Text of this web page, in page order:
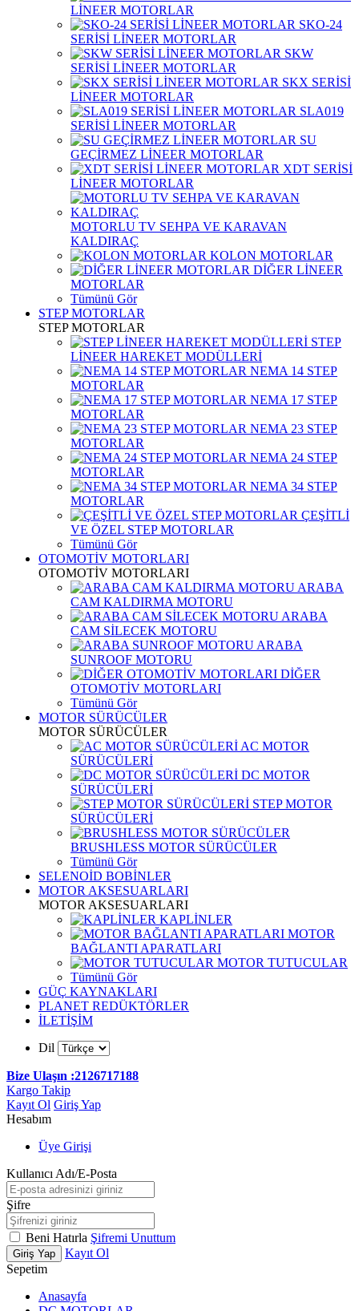
LİNEER MOTORLAR
SKO-24
SERİSİ LİNEER MOTORLAR
SKW
SERİSİ LİNEER MOTORLAR
SKX SERİSİ
LİNEER MOTORLAR
SLA019
SERİSİ LİNEER MOTORLAR
SU
GEÇİRMEZ LİNEER MOTORLAR
XDT SERİSİ
LİNEER MOTORLAR
MOTORLU TV SEHPA VE KARAVAN
KALDIRAÇ
KOLON MOTORLAR
DİĞER LİNEER
MOTORLAR
Tümünü Gör
STEP MOTORLAR
STEP MOTORLAR
STEP
LİNEER HAREKET MODÜLLERİ
NEMA 14 STEP
MOTORLAR
NEMA 17 STEP
MOTORLAR
NEMA 23 STEP
MOTORLAR
NEMA 24 STEP
MOTORLAR
NEMA 34 STEP
MOTORLAR
ÇEŞİTLİ
VE ÖZEL STEP MOTORLAR
Tümünü Gör
OTOMOTİV MOTORLARI
OTOMOTİV MOTORLARI
ARABA
CAM KALDIRMA MOTORU
ARABA
CAM SİLECEK MOTORU
ARABA
SUNROOF MOTORU
DİĞER
OTOMOTİV MOTORLARI
Tümünü Gör
MOTOR SÜRÜCÜLER
MOTOR SÜRÜCÜLER
AC MOTOR
SÜRÜCÜLERİ
DC MOTOR
SÜRÜCÜLERİ
STEP MOTOR
SÜRÜCÜLERİ
BRUSHLESS MOTOR SÜRÜCÜLER
Tümünü Gör
SELENOİD BOBİNLER
MOTOR AKSESUARLARI
MOTOR AKSESUARLARI
KAPLİNLER
MOTOR
BAĞLANTI APARATLARI
MOTOR TUTUCULAR
Tümünü Gör
GÜÇ KAYNAKLARI
PLANET REDÜKTÖRLER
İLETİŞİM
Dil
Bize Ulaşın :2126717188
Kargo Takip
Kayıt Ol Giriş Yap
Hesabım
Üye Girişi
Kullanıcı Adı/E-Posta
Şifre
Beni Hatırla Şifremi Unuttum
Giriş Yap
Kayıt Ol
Sepetim
Anasayfa